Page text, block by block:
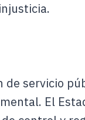
de servicio
El